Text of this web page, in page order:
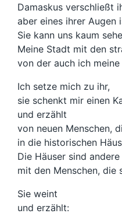
Damaskus verschließt
aber eines ihrer Augen
Sie kann uns kaum
Meine Stadt mit den
von der auch ich
Ich setze mich zu ihr,
sie schenkt mir einen
und erzählt
von neuen Menschen,
in die historischen
Die Häuser sind
mit den Menschen, die
Sie weint
und erzählt: